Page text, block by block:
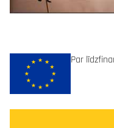
Par